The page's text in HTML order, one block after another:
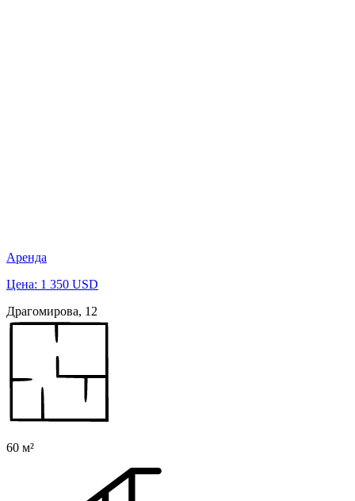
Аренда
Цена: 1 350 USD
Драгомирова, 12
60 м²